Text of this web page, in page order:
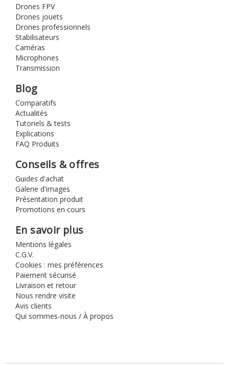
Drones FPV
Drones jouets
Drones professionnels
Stabilisateurs
Caméras
Microphones
Transmission
Blog
Comparatifs
Actualités
Tutoriels & tests
Explications
FAQ Produits
Conseils & offres
Guides d'achat
Galerie d'images
Présentation produit
Promotions en cours
En savoir plus
Mentions légales
C.G.V.
Cookies : mes préférences
Paiement sécurisé
Livraison et retour
Nous rendre visite
Avis clients
Qui sommes-nous / À propos